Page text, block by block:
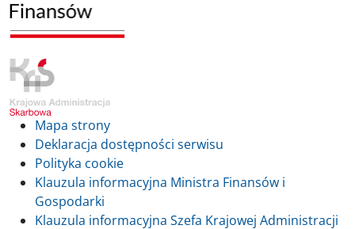
Mapa strony
Deklaracja dostępności serwisu
Polityka cookie
Klauzula informacyjna Ministra Finansów i
Gospodarki
Klauzula informacyjna Szefa Krajowej Administracji